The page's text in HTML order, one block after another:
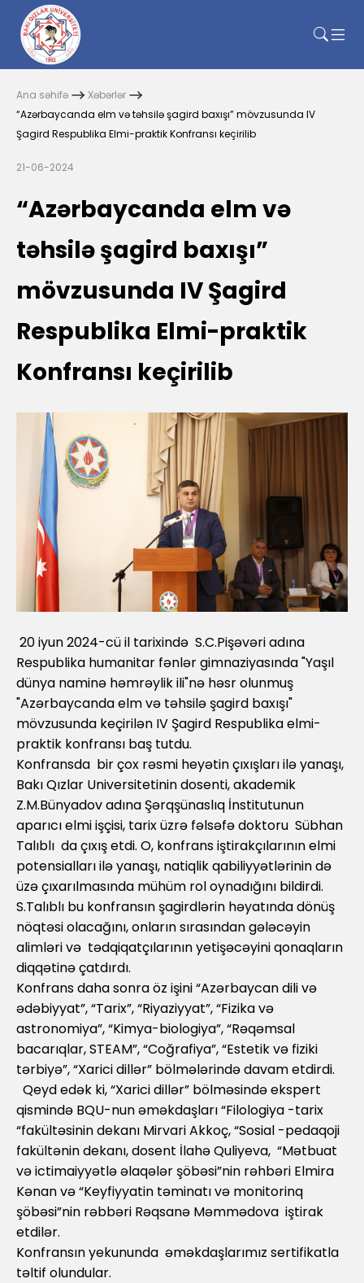
Ana səhifə
Xəbərlər
“Azərbaycanda elm və təhsilə şagird baxışı” mövzusunda IV
Şagird Respublika Elmi-praktik Konfransı keçirilib
21-06-2024
“Azərbaycanda elm və
təhsilə şagird baxışı”
mövzusunda IV Şagird
Respublika Elmi-praktik
Konfransı keçirilib
20 iyun 2024-cü il tarixində S.C.Pişəvəri adına
Respublika humanitar fənlər gimnaziyasında "Yaşıl
dünya naminə həmrəylik ili"nə həsr olunmuş
"Azərbaycanda elm və təhsilə şagird baxışı"
mövzusunda keçirilən IV Şagird Respublika elmi-
praktik konfransı baş tutdu.
Konfransda bir çox rəsmi heyətin çıxışları ilə yanaşı,
Bakı Qızlar Universitetinin dosenti, akademik
Z.M.Bünyadov adına Şərqşünaslıq İnstitutunun
aparıcı elmi işçisi, tarix üzrə fəlsəfə doktoru Sübhan
Talıblı da çıxış etdi. O, konfrans iştirakçılarının elmi
potensialları ilə yanaşı, natiqlik qabiliyyətlərinin də
üzə çıxarılmasında mühüm rol oynadığını bildirdi.
S.Talıblı bu konfransın şagirdlərin həyatında dönüş
nöqtəsi olacağını, onların sırasından gələcəyin
alimləri və tədqiqatçılarının yetişəcəyini qonaqların
diqqətinə çatdırdı.
Konfrans daha sonra öz işini “Azərbaycan dili və
ədəbiyyat”, “Tarix”, “Riyaziyyat”, “Fizika və
astronomiya”, “Kimya-biologiya”, “Rəqəmsal
bacarıqlar, STEAM”, “Coğrafiya”, “Estetik və fiziki
tərbiyə”, “Xarici dillər” bölmələrində davam etdirdi.
Qeyd edək ki, “Xarici dillər” bölməsində ekspert
qismində BQU-nun əməkdaşları “Filologiya -tarix
“fakültəsinin dekanı Mirvari Akkoç, “Sosial -pedaqoji
fakültənin dekanı, dosent İlahə Quliyeva, “Mətbuat
və ictimaiyyətlə əlaqələr şöbəsi”nin rəhbəri Elmira
Kənan və “Keyfiyyatin təminatı və monitorinq
şöbəsi”nin rəbbəri Rəqsanə Məmmədova iştirak
etdilər.
Konfransın yekununda əməkdaşlarımız sertifikatla
təltif olundular.